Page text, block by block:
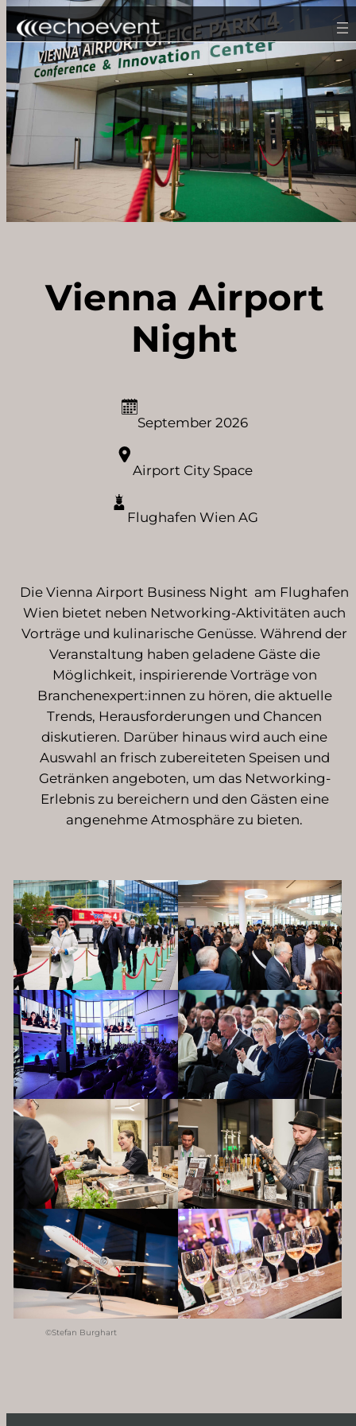
Zum
Inhalt
springen
Vienna Airport
Night
September 2026
Airport City Space
Flughafen Wien AG
Die Vienna Airport Business Night am Flughafen
Wien bietet neben Networking-Aktivitäten auch
Vorträge und kulinarische Genüsse. Während der
Veranstaltung haben geladene Gäste die
Möglichkeit, inspirierende Vorträge von
Branchenexpert:innen zu hören, die aktuelle
Trends, Herausforderungen und Chancen
diskutieren. Darüber hinaus wird auch eine
Auswahl an frisch zubereiteten Speisen und
Getränken angeboten, um das Networking-
Erlebnis zu bereichern und den Gästen eine
angenehme Atmosphäre zu bieten.
©Stefan Burghart